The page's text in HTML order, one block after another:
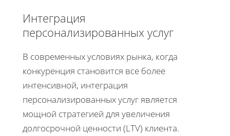
Интеграция
персонализированных услуг
В современных условиях рынка, когда
конкуренция становится все более
интенсивной, интеграция
персонализированных услуг является
мощной стратегией для увеличения
долгосрочной ценности (LTV) клиента.